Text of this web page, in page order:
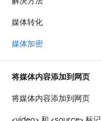
媒体转化
媒体加密
将媒体内容添加到网页
将媒体内容添加到网页